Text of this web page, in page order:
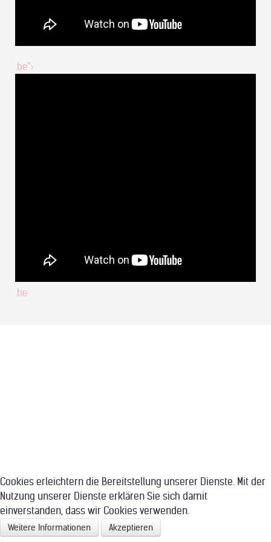
.be">
.be
Cookies erleichtern die Bereitstellung unserer Dienste. Mit der
Nutzung unserer Dienste erklären Sie sich damit
einverstanden, dass wir Cookies verwenden.
Weitere Informationen Akzeptieren